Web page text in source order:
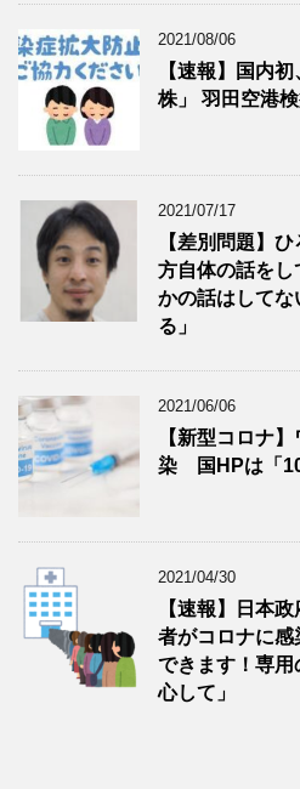
2021/08/06
【速報】国内
株」 羽田空港
2021/07/17
【差別問題】
方自体の話をし
かの話はしてな
る」
2021/06/06
【新型コロナ
染 国HPは「
2021/04/30
【速報】日本
者がコロナに
できます！専
心して」